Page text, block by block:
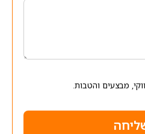
מבצעים והטבות.